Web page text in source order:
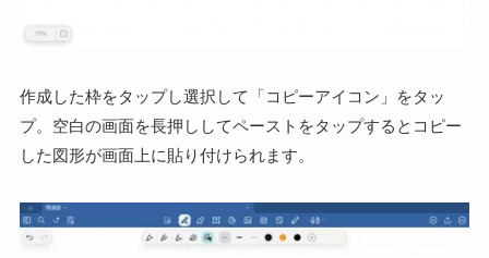
作成した枠をタップし選択して「コピーアイコン」をタッ
プ。空白の画面を長押ししてペーストをタップするとコピー
した図形が画面上に貼り付けられます。